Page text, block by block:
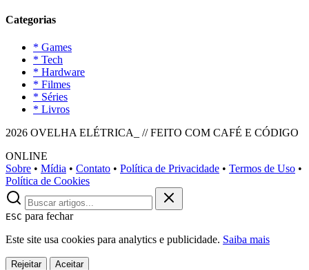
Categorias
* Games
* Tech
* Hardware
* Filmes
* Séries
* Livros
2026 OVELHA ELÉTRICA_ // FEITO COM CAFÉ E CÓDIGO
ONLINE
Sobre • Mídia • Contato • Política de Privacidade • Termos de Uso •
Política de Cookies
ESC para fechar
Este site usa cookies para analytics e publicidade. Saiba mais
Rejeitar Aceitar